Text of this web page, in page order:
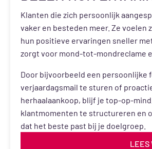
Klanten die zich persoonlijk
vaker en besteden meer. Ze voelen
hun positieve ervaringen sneller
zorgt voor mond-tot-mondreclame
Door bijvoorbeeld een persoonlijke
verjaardagsmail te sturen of
herhaalaankoop, blijf je top-op-
klantmomenten te structureren en
dat het beste past bij je doelgroep.
LEES